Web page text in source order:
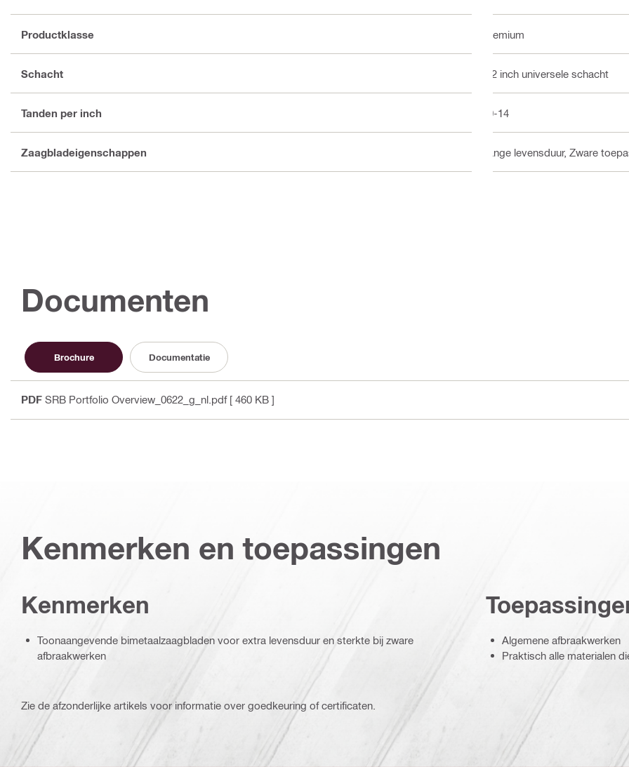
Productklasse Premium
Schacht 1/2 inch universele schacht
Tanden per inch 10-14
Zaagbladeigenschappen Lange levensduur, Zware
Documenten
Brochure Documentatie
PDF SRB Portfolio Overview_0622_g_nl.pdf[ 460 KB ]
Kenmerken en toepassingen
Kenmerken
Toonaangevende bimetaalzaagbladen voor extra levensduur en sterkte bij zware
afbraakwerken
Algemene afbraakwerken
Praktisch alle materialen
Zie de afzonderlijke artikels voor informatie over goedkeuring of certificaten.